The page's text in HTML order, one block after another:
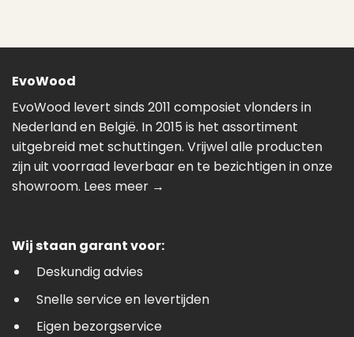
EvoWood
EvoWood levert sinds 2011 composiet vlonders in
Nederland en België. In 2015 is het assortiment
uitgebreid met schuttingen. Vrijwel alle producten
zijn uit voorraad leverbaar en te bezichtigen in onze
showroom. Lees meer →
Wij staan garant voor:
Deskundig advies
Snelle service en levertijden
Eigen bezorgservice